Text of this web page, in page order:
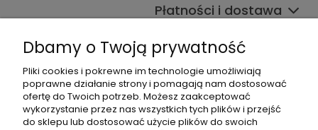
Płatności i dostawa
Wpisy
Dane kontaktowe
Zadzwoń do nas lub napisz wiadomość e-mail:
Dbamy o Twoją prywatność
Pliki cookies i pokrewne im technologie umożliwiają
poprawne działanie strony i pomagają nam dostosować
ofertę do Twoich potrzeb. Możesz zaakceptować
wykorzystanie przez nas wszystkich tych plików i przejść
do sklepu lub dostosować użycie plików do swoich